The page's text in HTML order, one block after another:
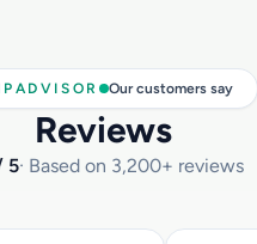
Our customers say
Reviews
5· Based on 3,200+ reviews